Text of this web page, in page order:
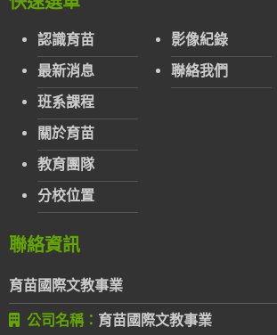
認識育苗
最新消息
班系課程
關於育苗
教育團隊
分校位置
影像紀錄
聯絡我們
聯絡資訊
育苗國際文教事業
公司名稱： 育苗國際文教事業